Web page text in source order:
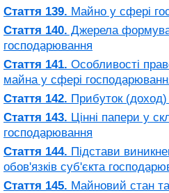
Стаття 139. Майно у сфері
Стаття 140. Джерела
господарювання
Стаття 141. Особливості
майна у сфері
Стаття 142. Прибуток
Стаття 143. Цінні папери у
господарювання
Стаття 144. Підстави
обов'язків суб'єкта
Стаття 145. Майновий стан